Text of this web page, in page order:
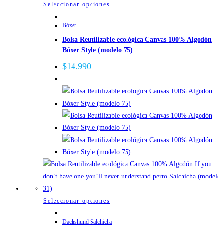
Seleccionar opciones
múltiples
variantes.
se
pueden
elegir
en
la
página
de
producto
Bóxer
Bolsa Reutilizable ecológica Canvas 100% Algodón
Bóxer Style (modelo 75)
$14.990
Seleccionar opciones
tiene
Dachshund Salchicha